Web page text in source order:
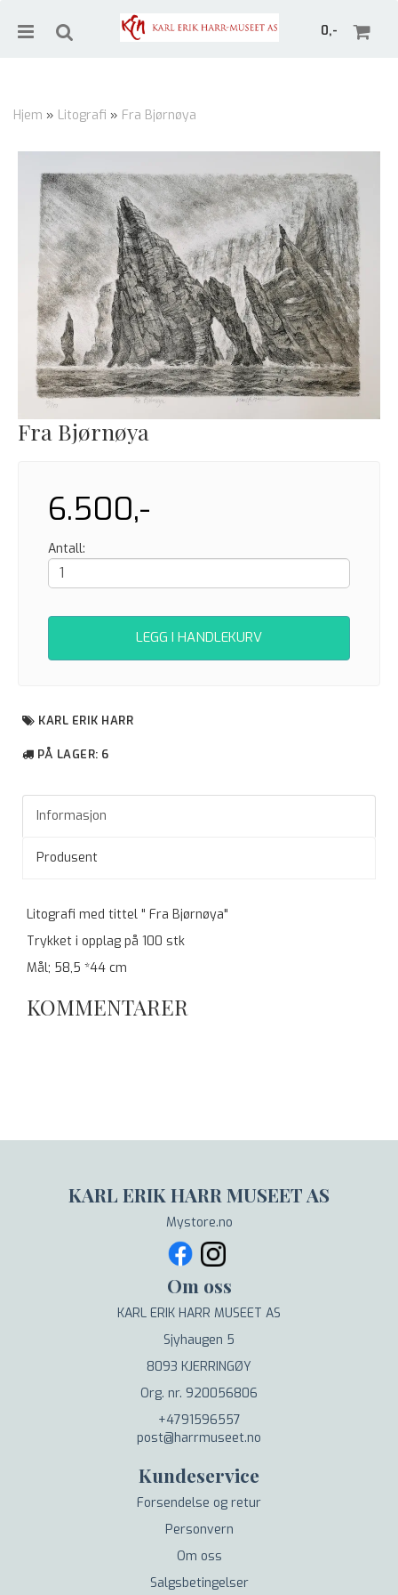
0,-
Hjem » Litografi » Fra Bjørnøya
Fra Bjørnøya
6.500,-
Antall:
LEGG I HANDLEKURV
KARL ERIK HARR
PÅ LAGER: 6
Informasjon
Produsent
Litografi med tittel " Fra Bjørnøya"
Trykket i opplag på 100 stk
Mål; 58,5 *44 cm
KOMMENTARER
KARL ERIK HARR MUSEET AS
Mystore.no
Om oss
KARL ERIK HARR MUSEET AS
Sjyhaugen 5
8093 KJERRINGØY
Org. nr. 920056806
+4791596557
post@harrmuseet.no
Kundeservice
Forsendelse og retur
Personvern
Om oss
Salgsbetingelser
Trykk ENTER for å søke